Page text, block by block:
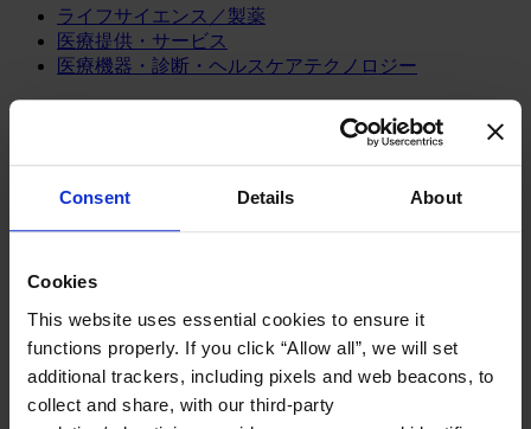
Consent Details About
Cookies
This website uses essential cookies to ensure it
functions properly. If you click “Allow all”, we will set
additional trackers, including pixels and web beacons, to
collect and share, with our third-party
ライフサイエンス／製薬
医療提供・サービス
医療機器・診断・ヘルスケアテクノロジー
テクノロジー&コミュニケーション
テレコミュニケーション
デジタルプラクティス
人工知能（AI）
パブリック・セクター
パブリック・アドミニストレーション
パブリック・インフラ